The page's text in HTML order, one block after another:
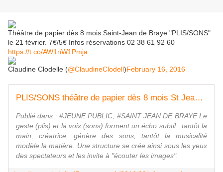
Théâtre de papier dès 8 mois Saint-Jean de Braye "PLIS/SONS"
le 21 février. 7€/5€ Infos réservations 02 38 61 92 60
https://t.co/AW1nW1Pmja
Claudine Clodelle (@ClaudineClodell)February 16, 2016
PLIS/SONS théâtre de papier dès 8 mois St Jean de Braye le 21 février 2016 - VIVRE AUTREMENT VOS LOISIRS avec Clodelle
Publié dans : #JEUNE PUBLIC, #SAINT JEAN DE BRAYE Le
geste (plis) et la voix (sons) forment un écho subtil : tantôt la
main, créatrice, génère des sons, tantôt la musicalité
modèle la matière. Une structure se crée ainsi sous les yeux
des spectateurs et les invite à "écouter les images".